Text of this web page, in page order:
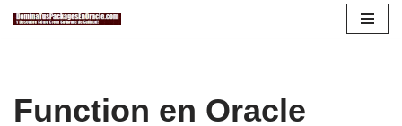
Function en Oracle